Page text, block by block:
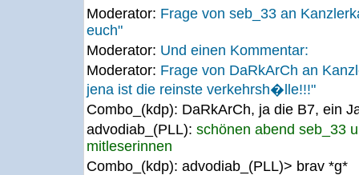
Moderator: Frage von seb_33 an
euch"
Moderator: Und einen Kommentar:
Moderator: Frage von DaRkArCh an
jena ist die reinste verkehrsh�lle!!!"
Combo_(kdp): DaRkArCh, ja die B7, ein
advodiab_(PLL): schönen abend seb_33
mitleserinnen
Combo_(kdp): advodiab_(PLL)> brav *g*